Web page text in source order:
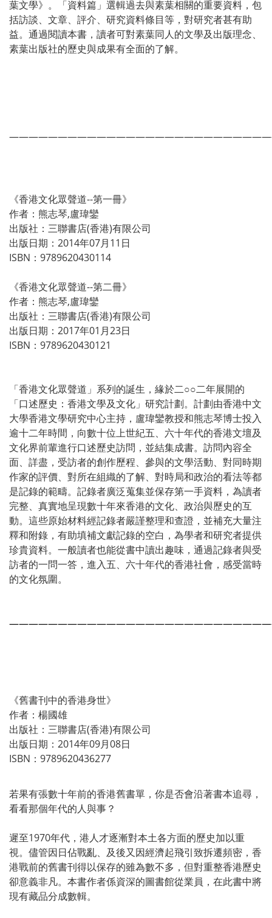
葉文學》。「資料篇」選輯過去與素葉相關的重要資料，包
括訪談、文章、評介、研究資料條目等，對研究者甚有助
益。通過閱讀本書，讀者可對素葉同人的文學及出版理念、
素葉出版社的歷史與成果有全面的了解。
《香港文化眾聲道--第一冊》
作者：熊志琴,盧瑋鑾
出版社：三聯書店(香港)有限公司
出版日期：2014年07月11日
ISBN：9789620430114
《香港文化眾聲道--第二冊》
作者：熊志琴,盧瑋鑾
出版社：三聯書店(香港)有限公司
出版日期：2017年01月23日
ISBN：9789620430121
「香港文化眾聲道」系列的誕生，緣於二○○二年展開的
「口述歷史：香港文學及文化」研究計劃。計劃由香港中文
大學香港文學研究中心主持，盧瑋鑾教授和熊志琴博士投入
逾十二年時間，向數十位上世紀五、六十年代的香港文壇及
文化界前輩進行口述歷史訪問，並結集成書。訪問內容全
面、詳盡，受訪者的創作歷程、參與的文學活動、對同時期
作家的評價、對所在組織的了解、對時局和政治的看法等都
是記錄的範疇。記錄者廣泛蒐集並保存第一手資料，為讀者
完整、真實地呈現數十年來香港的文化、政治與歷史的互
動。這些原始材料經記錄者嚴謹整理和查證，並補充大量注
釋和附錄，有助填補文獻記錄的空白，為學者和研究者提供
珍貴資料。一般讀者也能從書中讀出趣味，通過記錄者與受
訪者的一問一答，進入五、六十年代的香港社會，感受當時
的文化氛圍。
《舊書刊中的香港身世》
作者：楊國雄
出版社：三聯書店(香港)有限公司
出版日期：2014年09月08日
ISBN：9789620436277
若果有張數十年前的香港舊書單，你是否會沿著書本追尋，
看看那個年代的人與事？
遲至1970年代，港人才逐漸對本土各方面的歷史加以重
視。儘管因日佔戰亂、及後又因經濟起飛引致拆遷頻密，香
港戰前的舊書刊得以保存的雖為數不多，但對重整香港歷史
卻意義非凡。本書作者係資深的圖書館從業員，在此書中將
現有藏品分成數輯。